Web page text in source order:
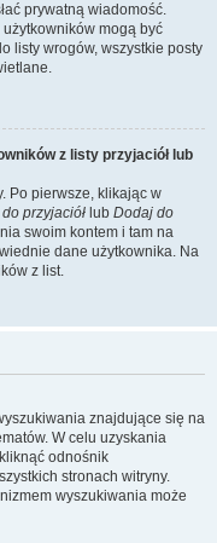
prywatną wiadomość.
mogą być
listy wrogów, wszystkie posty
z listy przyjaciół lub
Po pierwsze, klikając w
przyjaciół lub Dodaj do
swoim kontem i tam na
dane użytkownika. Na
z list.
znajdujące się na
W celu uzyskania
odnośnik
stronach witryny.
wyszukiwania może